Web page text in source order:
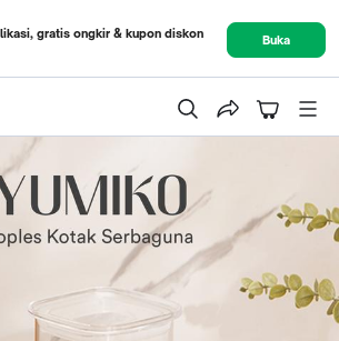
gratis ongkir & kupon diskon
Buka